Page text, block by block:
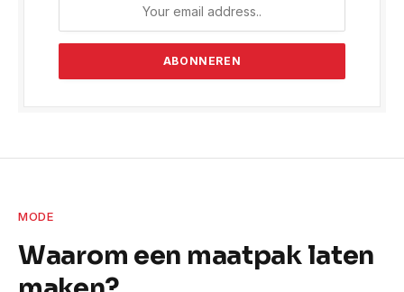
MODE
Waarom een maatpak laten